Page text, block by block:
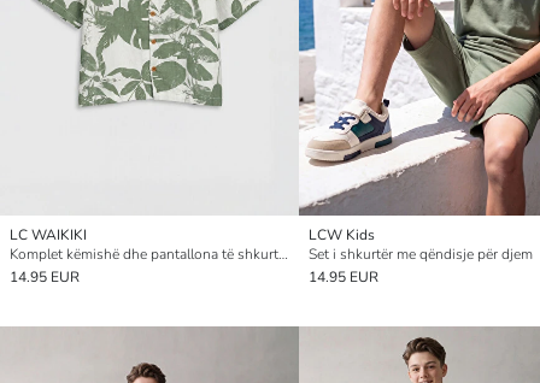
LC WAIKIKI
Komplet këmishë dhe pantallona të shkurtra me motive për Djem
14.95 EUR
LCW Kids
Set i shkurtër me qëndisje për djem
14.95 EUR